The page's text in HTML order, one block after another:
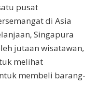
pusat
di Asia
Singapura
jutaan wisatawan,
melihat
membeli barang-